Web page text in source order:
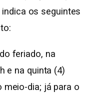
os seguintes
feriado, na
e na quinta (4)
meio-dia; já para o